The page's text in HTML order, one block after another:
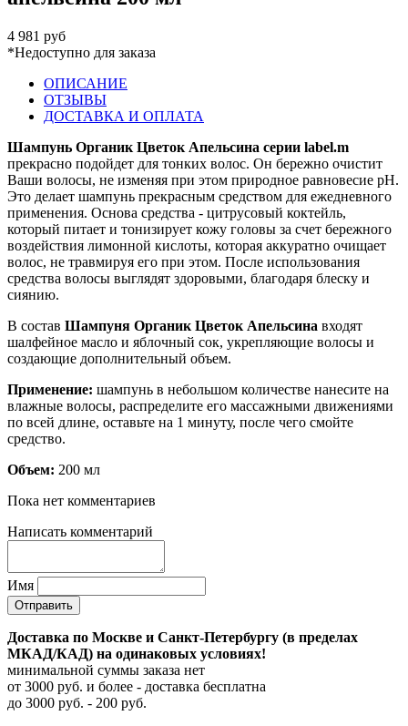
4 981 руб
*Недоступно для заказа
ОПИСАНИЕ
ОТЗЫВЫ
ДОСТАВКА И ОПЛАТА
Шампунь Органик Цветок Апельсина серии label.m
прекрасно подойдет для тонких волос. Он бережно очистит
Ваши волосы, не изменяя при этом природное равновесие рН.
Это делает шампунь прекрасным средством для ежедневного
применения. Основа средства - цитрусовый коктейль,
который питает и тонизирует кожу головы за счет бережного
воздействия лимонной кислоты, которая аккуратно очищает
волос, не травмируя его при этом. После использования
средства волосы выглядят здоровыми, благодаря блеску и
сиянию.
В состав Шампуня Органик Цветок Апельсина входят
шалфейное масло и яблочный сок, укрепляющие волосы и
создающие дополнительный объем.
Применение: шампунь в небольшом количестве нанесите на
влажные волосы, распределите его массажными движениями
по всей длине, оставьте на 1 минуту, после чего смойте
средство.
Объем: 200 мл
Пока нет комментариев
Написать комментарий
Имя
Доставка по Москве и Санкт-Петербургу (в пределах
МКАД/КАД) на одинаковых условиях!
минимальной суммы заказа нет
от 3000 руб. и более - доставка бесплатна
до 3000 руб. - 200 руб.